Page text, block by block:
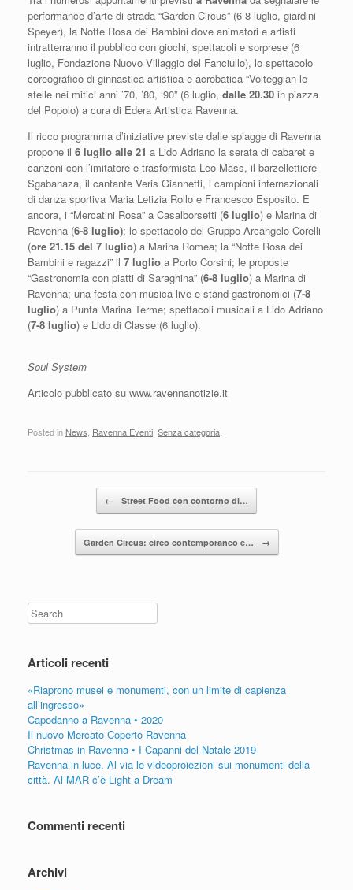
performance d’arte di strada “Garden Circus” (6-8 luglio, giardini
Speyer), la Notte Rosa dei Bambini dove animatori e artisti
intratterranno il pubblico con giochi, spettacoli e sorprese (6
luglio, Fondazione Nuovo Villaggio del Fanciullo), lo spettacolo
coreografico di ginnastica artistica e acrobatica “Volteggian le
stelle nei mitici anni ’70, ’80, ‘90” (6 luglio, dalle 20.30 in piazza
del Popolo) a cura di Edera Artistica Ravenna.
Il ricco programma d’iniziative previste dalle spiagge di Ravenna
propone il 6 luglio alle 21 a Lido Adriano la serata di cabaret e
canzoni con l’imitatore e trasformista Leo Mass, il barzellettiere
Sgabanaza, il cantante Veris Giannetti, i campioni internazionali
di danza sportiva Maria Letizia Rollo e Francesco Esposito. E
ancora, i “Mercatini Rosa” a Casalborsetti (6 luglio) e Marina di
Ravenna (6-8 luglio); lo spettacolo del Gruppo Arcangelo Corelli
(ore 21.15 del 7 luglio) a Marina Romea; la “Notte Rosa dei
Bambini e ragazzi” il 7 luglio a Porto Corsini; le proposte
“Gastronomia con piatti di Saraghina” (6-8 luglio) a Marina di
Ravenna; una festa con musica live e stand gastronomici (7-8
luglio) a Punta Marina Terme; spettacoli musicali a Lido Adriano
(7-8 luglio) e Lido di Classe (6 luglio).
Soul System
Articolo pubblicato su www.ravennanotizie.it
Posted in News Ravenna Eventi Senza categoria
← Street Food con contorno di…
Garden Circus: circo contemporaneo e… →
Search
Articoli recenti
«Riaprono musei e monumenti, con un limite di capienza
all’ingresso»
Capodanno a Ravenna • 2020
Il nuovo Mercato Coperto Ravenna
Christmas in Ravenna • I Capanni del Natale 2019
Ravenna in luce. Al via le videoproiezioni sui monumenti della
città. Al MAR c’è Light a Dream
Commenti recenti
Archivi